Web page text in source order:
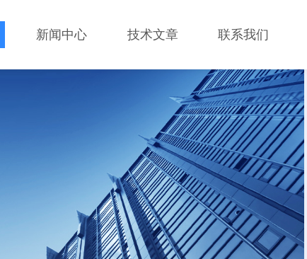
新闻中心 技术文章 联系我们